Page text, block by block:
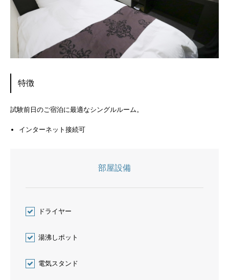
特徴
試験前日のご宿泊に最適なシングルルーム。
インターネット接続可
部屋設備
ドライヤー
湯沸しポット
電気スタンド